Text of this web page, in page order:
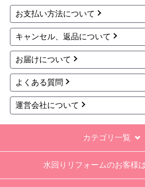
お支払い方法について
キャンセル、返品について
お届けについて
よくある質問
運営会社について
カテゴリ一覧
水回りリフォームのお客様